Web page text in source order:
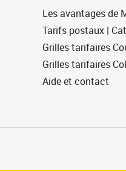
Les avantages de
Tarifs postaux |
Grilles tarifaires
Grilles tarifaires
Aide et contact